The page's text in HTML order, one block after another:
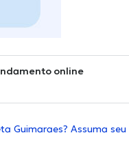
online
Guimaraes? Assuma